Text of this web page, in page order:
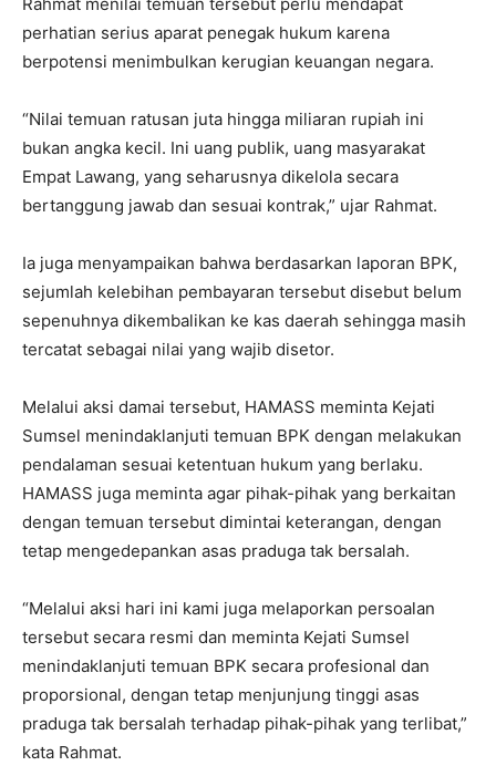
perhatian serius aparat penegak hukum karena
berpotensi menimbulkan kerugian keuangan negara.
“Nilai temuan ratusan juta hingga miliaran rupiah ini
bukan angka kecil. Ini uang publik, uang masyarakat
Empat Lawang, yang seharusnya dikelola secara
bertanggung jawab dan sesuai kontrak,” ujar Rahmat.
Ia juga menyampaikan bahwa berdasarkan laporan BPK,
sejumlah kelebihan pembayaran tersebut disebut belum
sepenuhnya dikembalikan ke kas daerah sehingga masih
tercatat sebagai nilai yang wajib disetor.
Melalui aksi damai tersebut, HAMASS meminta Kejati
Sumsel menindaklanjuti temuan BPK dengan melakukan
pendalaman sesuai ketentuan hukum yang berlaku.
HAMASS juga meminta agar pihak-pihak yang berkaitan
dengan temuan tersebut dimintai keterangan, dengan
tetap mengedepankan asas praduga tak bersalah.
“Melalui aksi hari ini kami juga melaporkan persoalan
tersebut secara resmi dan meminta Kejati Sumsel
menindaklanjuti temuan BPK secara profesional dan
proporsional, dengan tetap menjunjung tinggi asas
praduga tak bersalah terhadap pihak-pihak yang terlibat,”
kata Rahmat.